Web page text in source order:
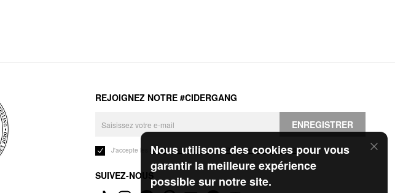
Nous utilisons des cookies pour vous
garantir la meilleure expérience
possible sur notre site.
REJOIGNEZ NOTRE #CIDERGANG
ENREGISTRER
J'accepte les Conditions généraleset laPolitique de confidentialité.
SUIVEZ-NOUS